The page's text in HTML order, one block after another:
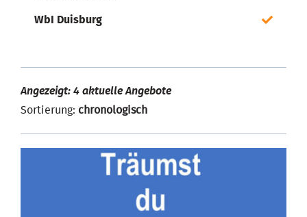
WbI Duisburg
Angezeigt: 4 aktuelle Angebote
Sortierung: chronologisch